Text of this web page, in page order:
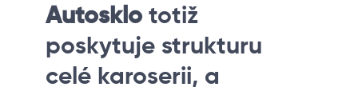
Autosklototiž
poskytuje strukturu
celé karoserii, a